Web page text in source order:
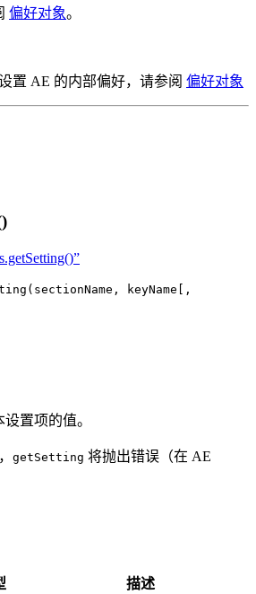
偏好对象。
置 AE 的内部偏好，请参阅 偏好对象
keyName[,
置项的值。
getSetting 将抛出错误（在 AE
描述